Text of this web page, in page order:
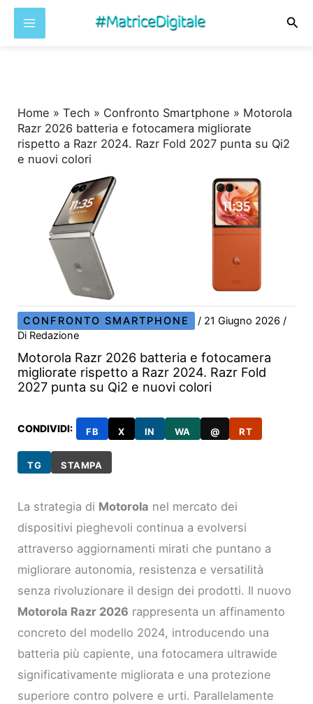
Home »Tech » Confronto Smartphone » Motorola
Razr 2026 batteria e fotocamera migliorate
rispetto a Razr 2024. Razr Fold 2027 punta su Qi2
e nuovi colori
CONFRONTO SMARTPHONE / 21 Giugno 2026/
Di Redazione
Motorola Razr 2026 batteria e fotocamera
migliorate rispetto a Razr 2024. Razr Fold
2027 punta su Qi2 e nuovi colori
CONDIVIDI: FB X IN WA @ RT
TG STAMPA
La strategia di Motorola nel mercato dei
dispositivi pieghevoli continua a evolversi
attraverso aggiornamenti mirati che puntano a
migliorare autonomia, resistenza e versatilità
senza rivoluzionare il design dei prodotti. Il nuovo
Motorola Razr 2026 rappresenta un affinamento
concreto del modello 2024, introducendo una
batteria più capiente, una fotocamera ultrawide
significativamente migliorata e una protezione
superiore contro polvere e urti. Parallelamente